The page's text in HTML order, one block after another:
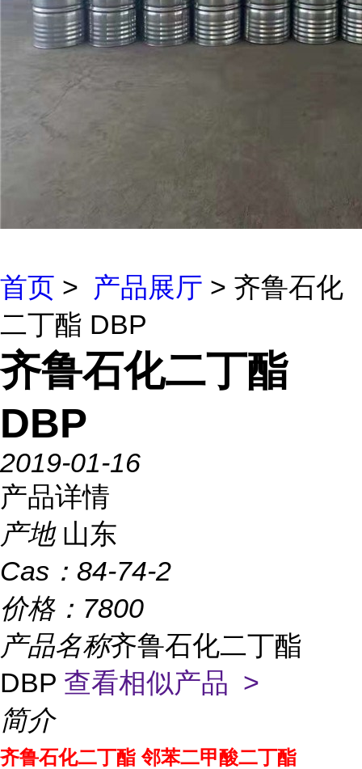
首页 > 产品展厅 > 齐鲁石化
二丁酯 DBP
齐鲁石化二丁酯
DBP
2019-01-16
产品详情
产地 山东
Cas： 84-74-2
价格： 7800
产品名称齐鲁石化二丁酯
DBP 查看相似产品 >
简介
齐鲁石化二丁酯 邻苯二甲酸二丁酯